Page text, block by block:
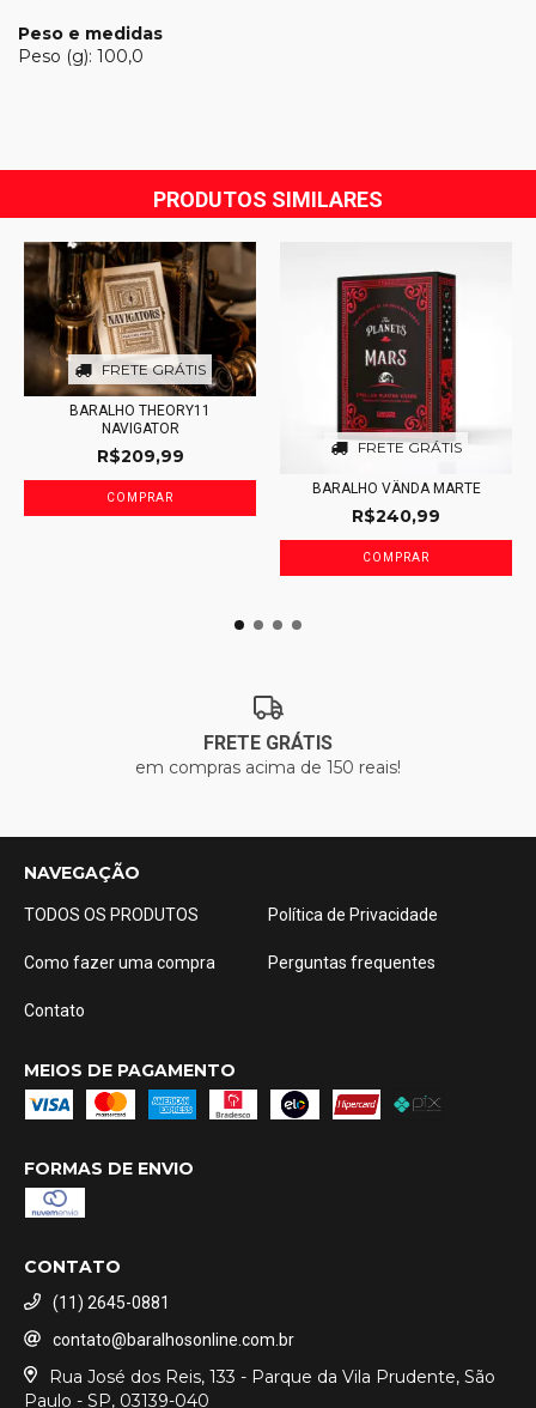
Peso e medidas
Peso (g): 100,0
PRODUTOS SIMILARES
FRETE GRÁTIS
BARALHO THEORY11
NAVIGATOR
R$209,99 FRETE GRÁTIS
BARALHO VÄNDA MARTE
R$240,99
FRETE GRÁTIS
em compras acima de 150 reais!
NAVEGAÇÃO
TODOS OS PRODUTOS Política de Privacidade
Como fazer uma compra Perguntas frequentes
Contato
MEIOS DE PAGAMENTO
FORMAS DE ENVIO
CONTATO
(11) 2645-0881
contato@baralhosonline.com.br
Rua José dos Reis, 133 - Parque da Vila Prudente, São
Paulo - SP, 03139-040